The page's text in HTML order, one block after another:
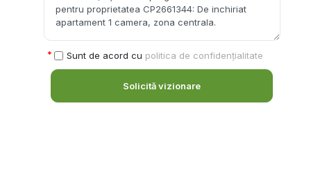
Sunt de acord cu politica de confidențialitate
Solicită vizionare